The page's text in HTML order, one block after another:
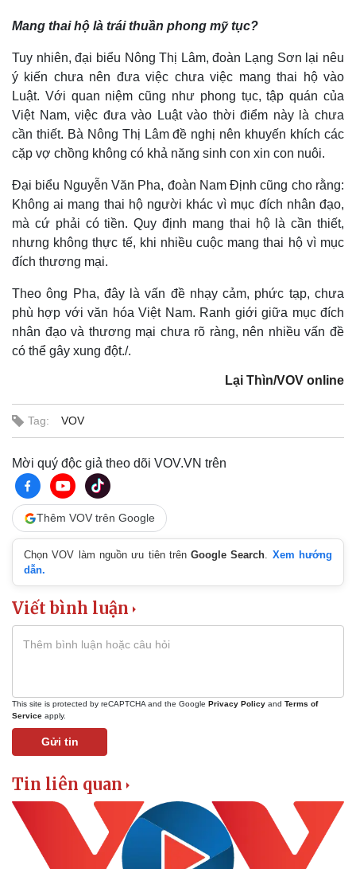
Vụ án
Tin nóng
Tư vấn luật
Vũ khí
Việt Nam
Mang thai hộ là trái thuần phong mỹ tục?
Tuy nhiên, đại biểu Nông Thị Lâm, đoàn Lạng Sơn lại nêu
ý kiến chưa nên đưa việc chưa việc mang thai hộ vào
Luật. Với quan niệm cũng như phong tục, tập quán của
Việt Nam, việc đưa vào Luật vào thời điểm này là chưa
cần thiết. Bà Nông Thị Lâm đề nghị nên khuyến khích các
cặp vợ chồng không có khả năng sinh con xin con nuôi.
Đại biểu Nguyễn Văn Pha, đoàn Nam Định cũng cho rằng:
Không ai mang thai hộ người khác vì mục đích nhân đạo,
mà cứ phải có tiền. Quy định mang thai hộ là cần thiết,
nhưng không thực tế, khi nhiều cuộc mang thai hộ vì mục
đích thương mại.
Theo ông Pha, đây là vấn đề nhạy cảm, phức tạp, chưa
phù hợp với văn hóa Việt Nam. Ranh giới giữa mục đích
nhân đạo và thương mại chưa rõ ràng, nên nhiều vấn đề
có thể gây xung đột./.
Lại Thìn/VOV online
Tag: VOV
Mời quý độc giả theo dõi VOV.VN trên
Thêm VOV trên Google
Chọn VOV làm nguồn ưu tiên trênGoogle Search. Xem hướng
dẫn.
Viết bình luận
This site is protected by reCAPTCHA and the Google Privacy Policy and Terms of
Service apply.
Gửi tin
Tin liên quan